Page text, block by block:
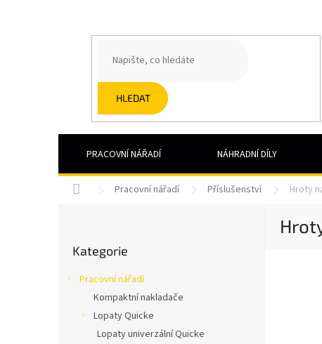
HLEDAT
PRACOVNÍ NÁŘADÍ NÁHRADNÍ DÍLY
Domů Pracovní nářadí Příslušenství Hroty
kategorie
Kategorie
Pracovní nářadí
Kompaktní nakladače
Lopaty Quicke
Lopaty univerzální Quicke